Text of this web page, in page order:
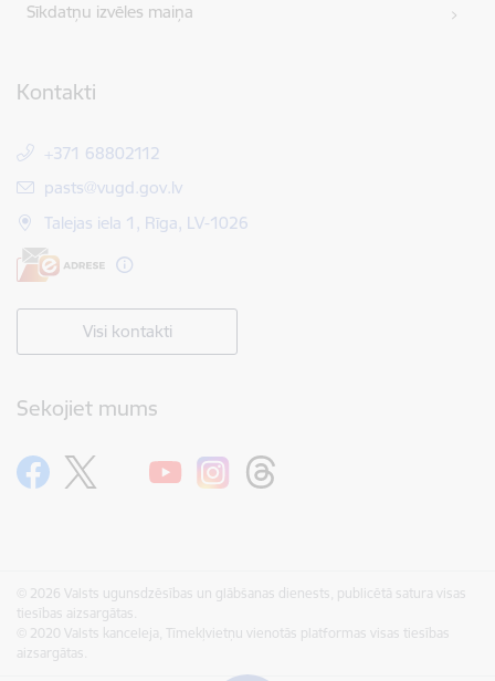
Sīkdatņu izvēles maiņa
Kontakti
+371 68802112
E-pasts:
pasts@vugd.gov.lv
Talejas iela 1, Rīga, LV-1026
Visi kontakti
Sekojiet mums
© 2026 Valsts ugunsdzēsības un glābšanas dienests, publicētā satura visas
tiesības aizsargātas.
© 2020 Valsts kanceleja, Tīmekļvietņu vienotās platformas visas tiesības
aizsargātas.